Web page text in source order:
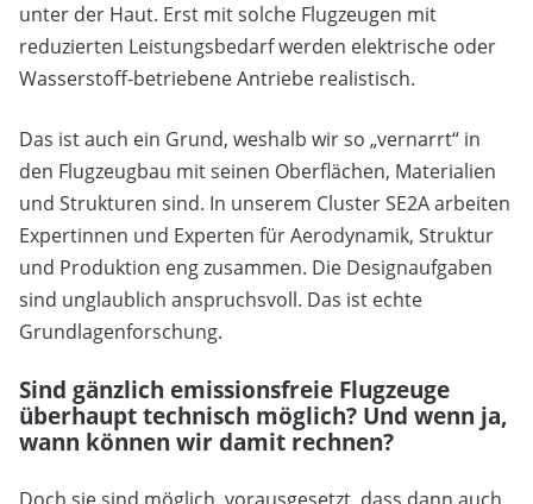
unter der Haut. Erst mit solche Flugzeugen mit
reduzierten Leistungsbedarf werden elektrische oder
Wasserstoff-betriebene Antriebe realistisch.
Das ist auch ein Grund, weshalb wir so „vernarrt“ in
den Flugzeugbau mit seinen Oberflächen, Materialien
und Strukturen sind. In unserem Cluster SE2A arbeiten
Expertinnen und Experten für Aerodynamik, Struktur
und Produktion eng zusammen. Die Designaufgaben
sind unglaublich anspruchsvoll. Das ist echte
Grundlagenforschung.
Sind gänzlich emissionsfreie Flugzeuge
überhaupt technisch möglich? Und wenn ja,
wann können wir damit rechnen?